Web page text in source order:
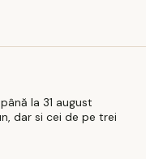
la 31 august
dar si cei de pe trei